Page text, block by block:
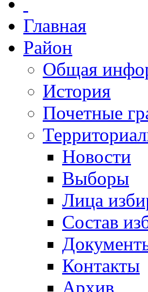
Главная
Район
Общая
История
Почетные
Новости
Выборы
Лица
Состав
Контакты
Архив